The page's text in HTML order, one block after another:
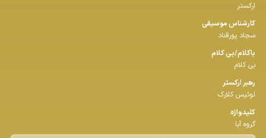
ارکستر
كارشناس موسیقی
سجاد پورقناد
باكلام/بی كلام
بی کلام
رهبر اركستر
لوئیس کلارک
كلیدواژه
گروه آبا